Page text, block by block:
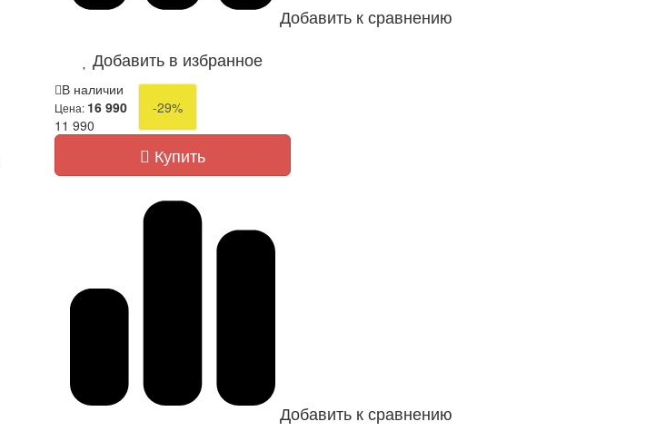
Добавить к сравнению
Добавить в избранное
В наличии
Цена: 16 990
-29%
11 990
Купить
Добавить к сравнению